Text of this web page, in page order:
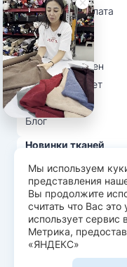
Доставка и оплата
О нас
Вопрос-ответ
Возврат и обмен
Личный кабинет
Ткани оптом
Блог
Новинки тканей
Распродажа тканей
Лидеры продаж
© Арт Текс — продажа
Пользовательское
Политика
Мы используем
представления
Вы продолжите
считать что Вас это
использует сервис
Метрика,
«ЯНДЕКС»